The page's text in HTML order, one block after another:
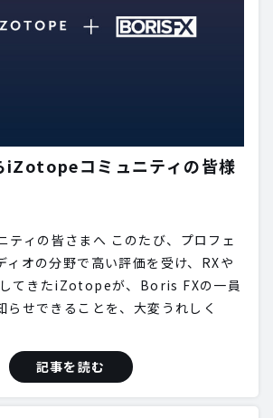
iZotopeコミュニティの皆様
ィの皆さまへ このたび、プロフェ
ィオの分野で高い評価を受け、RXや
てきたiZotopeが、Boris FXの一員
らせできることを、大変うれしく
記事を読む